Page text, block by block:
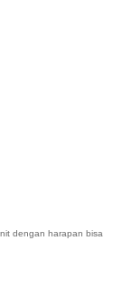
dengan harapan bisa